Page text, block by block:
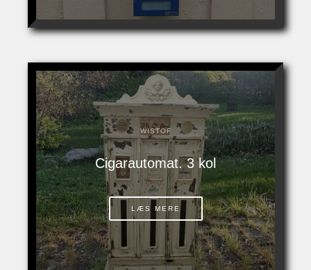
WISTOF
Cigarautomat. 3 kol
LÆS MERE